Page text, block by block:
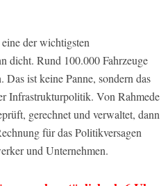
der wichtigsten
dicht. Rund 100.000 Fahrzeuge
Das ist keine Panne, sondern das
Infrastrukturpolitik. Von Rahmede
gerechnet und verwaltet, dann
für das Politikversagen
und Unternehmen.